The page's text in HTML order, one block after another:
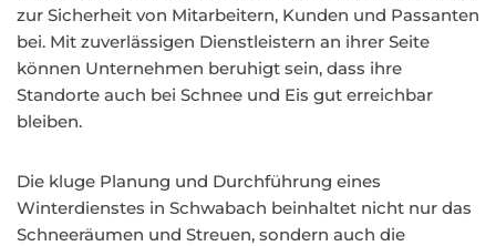
zur Sicherheit von Mitarbeitern, Kunden und Passanten
bei. Mit zuverlässigen Dienstleistern an ihrer Seite
können Unternehmen beruhigt sein, dass ihre
Standorte auch bei Schnee und Eis gut erreichbar
bleiben.
Die kluge Planung und Durchführung eines
Winterdienstes in Schwabach beinhaltet nicht nur das
Schneeräumen und Streuen, sondern auch die